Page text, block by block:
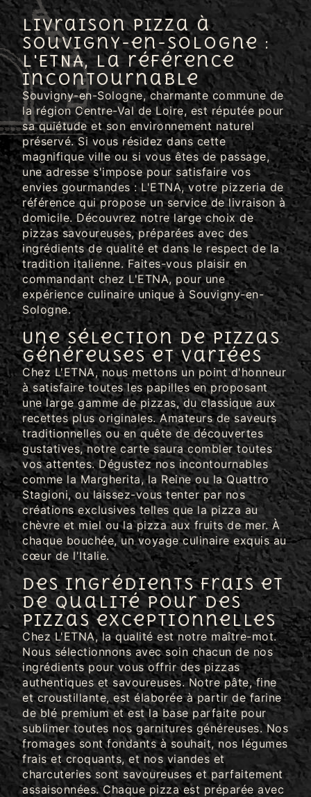
Livraison pizza à
Souvigny-en-Sologne :
L'ETNA, la référence
incontournable
Souvigny-en-Sologne, charmante commune de
la région Centre-Val de Loire, est réputée pour
sa quiétude et son environnement naturel
préservé. Si vous résidez dans cette
magnifique ville ou si vous êtes de passage,
une adresse s'impose pour satisfaire vos
envies gourmandes : L'ETNA, votre pizzeria de
référence qui propose un service de livraison à
domicile. Découvrez notre large choix de
pizzas savoureuses, préparées avec des
ingrédients de qualité et dans le respect de la
tradition italienne. Faites-vous plaisir en
commandant chez L'ETNA, pour une
expérience culinaire unique à Souvigny-en-
Sologne.
Une sélection de pizzas
généreuses et variées
Chez L'ETNA, nous mettons un point d'honneur
à satisfaire toutes les papilles en proposant
une large gamme de pizzas, du classique aux
recettes plus originales. Amateurs de saveurs
traditionnelles ou en quête de découvertes
gustatives, notre carte saura combler toutes
vos attentes. Dégustez nos incontournables
comme la Margherita, la Reine ou la Quattro
Stagioni, ou laissez-vous tenter par nos
créations exclusives telles que la pizza au
chèvre et miel ou la pizza aux fruits de mer. À
chaque bouchée, un voyage culinaire exquis au
cœur de l'Italie.
Des ingrédients frais et
de qualité pour des
pizzas exceptionnelles
Chez L'ETNA, la qualité est notre maître-mot.
Nous sélectionnons avec soin chacun de nos
ingrédients pour vous offrir des pizzas
authentiques et savoureuses. Notre pâte, fine
et croustillante, est élaborée à partir de farine
de blé premium et est la base parfaite pour
sublimer toutes nos garnitures généreuses. Nos
fromages sont fondants à souhait, nos légumes
frais et croquants, et nos viandes et
charcuteries sont savoureuses et parfaitement
assaisonnées. Chaque pizza est préparée avec